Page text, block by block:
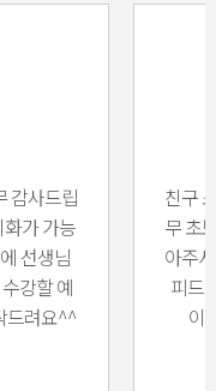
감사드립
가 가능
선생님
강할 예
드려요^^
친구
무 초
아주
피드
이